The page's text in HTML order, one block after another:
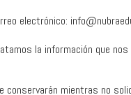
electrónico:
la información que
conservarán mientras no